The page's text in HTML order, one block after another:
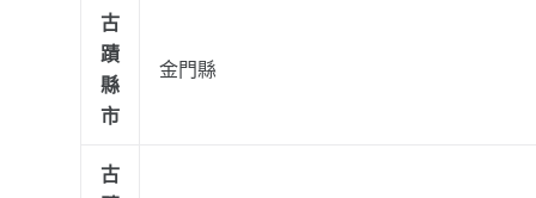
古
蹟
縣
市
金門縣
古